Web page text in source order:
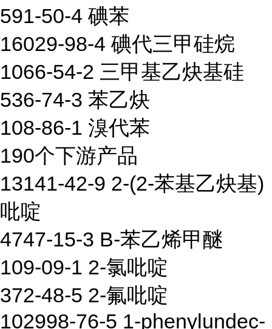
591-50-4 碘苯
16029-98-4 碘代三甲硅烷
1066-54-2 三甲基乙炔基硅
536-74-3 苯乙炔
108-86-1 溴代苯
190个下游产品
13141-42-9 2-(2-苯基乙炔基)
吡啶
4747-15-3 Β-苯乙烯甲醚
109-09-1 2-氯吡啶
372-48-5 2-氟吡啶
102998-76-5 1-phenylundec-